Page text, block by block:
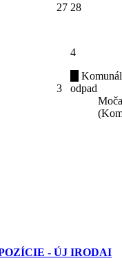
27 28
3
4
odpad
Moča
- ÚJ IRODAI